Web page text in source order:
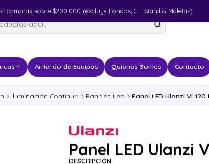
Arriendo de Equipos Quienes Somos Contacto
compras sobre $200.000 (excluye Fondos, C - Stand & Maletas)
Iluminación Continua Paneles Led Panel LED Ulanzi VL120
Panel LED Ulanzi
DESCRIPCIÓN